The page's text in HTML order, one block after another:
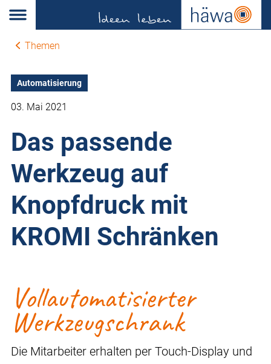
Themen
Automatisierung
03. Mai 2021
Das passende
Werkzeug auf
Knopfdruck mit
KROMI Schränken
Vollautomatisierter
Werkzeugschrank
Die Mitarbeiter erhalten per Touch-Display und